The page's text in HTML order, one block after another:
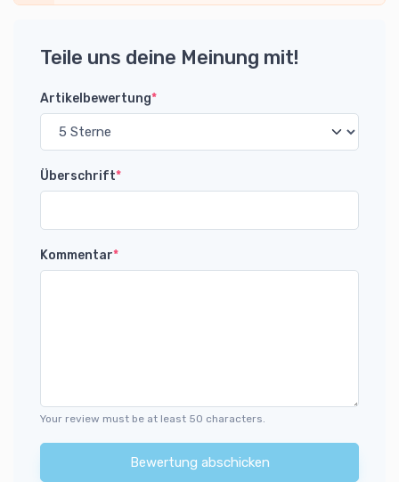
Teile uns deine Meinung mit!
Artikelbewertung*
Überschrift*
Kommentar*
Your review must be at least 50 characters.
Bewertung abschicken